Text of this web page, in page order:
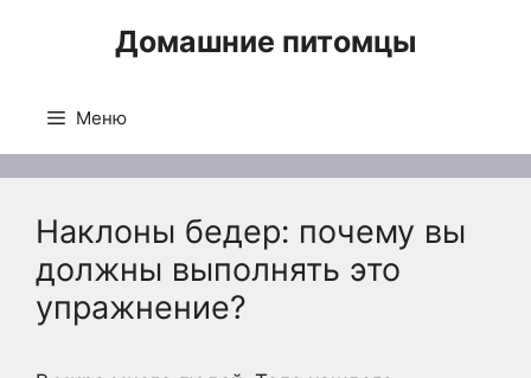
Домашние питомцы
Меню
Наклоны бедер: почему вы
должны выполнять это
упражнение?